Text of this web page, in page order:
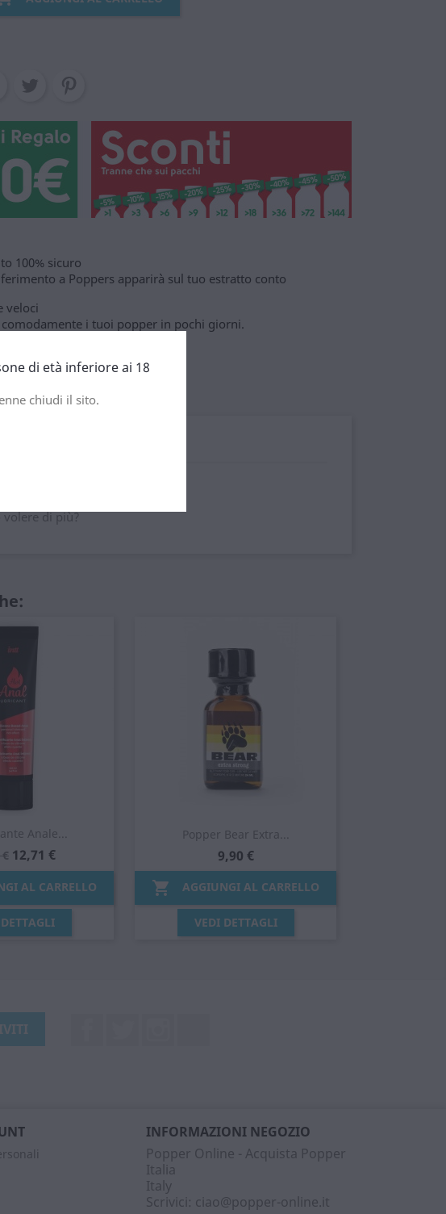
100% sicuro
a Poppers apparirà sul tuo estratto conto
veloci
comodamente i tuoi popper in pochi giorni.
cosa c'è dentro
volere di più?
Anale...
€ 12,71 €
AL CARRELLO
Popper Bear Extra...
9,90 €
 AGGIUNGI AL CARRELLO
VEDI DETTAGLI

INFORMAZIONI NEGOZIO
Popper Online - Acquista Popper
Italia
Italy
Scrivici: ciao@popper-online.it
di età inferiore ai 18
chiudi il sito.